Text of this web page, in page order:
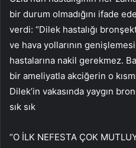
bir durum olmadığını ifade
verdi: “Dilek hastalığı
ve hava yollarının
hastalarına nakil gerekmez.
bir ameliyatla akciğerin o
Dilek’in vakasında yaygın
sık sık
“O İLK NEFESTA ÇOK